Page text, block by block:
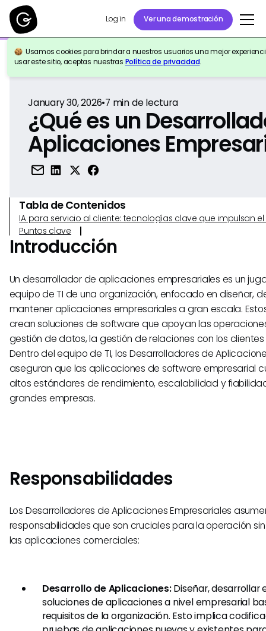
Log in Ver una demostración
Usamos cookies para brindar a nuestros usuarios una mejor
usar este sitio, aceptas nuestras Política de privacidad.
Volver a la Referencia
January 30, 2026•7 min de lectura
¿Qué es un
Aplicaciones
Tabla de Contenidos
IA para servicio al cliente: tecnologías clave que impulsan
Puntos clave
Introducción
Un desarrollador de aplicaciones empresariales es un
equipo de TI de una organización, enfocado en diseñar,
mantener aplicaciones empresariales a gran escala.
crean soluciones de software que apoyan las
gestión de datos, la gestión de relaciones con los clientes
Dentro del equipo de TI, los Desarrolladores de
aseguran que las aplicaciones de software empresarial
altos estándares de rendimiento, escalabilidad y
grandes empresas.
Responsabilidades
Los Desarrolladores de Aplicaciones Empresariales
responsabilidades que son cruciales para la operación
las aplicaciones comerciales:
Desarrollo de Aplicaciones:Diseñar, desarrollar
soluciones de aplicaciones a nivel empresarial
requisitos de la organización. Esto implica